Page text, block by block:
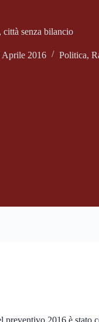
senza bilancio
Aprile 2016 Politica,
2016 è stato